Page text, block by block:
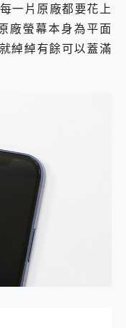
一片原廠都要花上
廠螢幕本身為平面
綽綽有餘可以蓋滿